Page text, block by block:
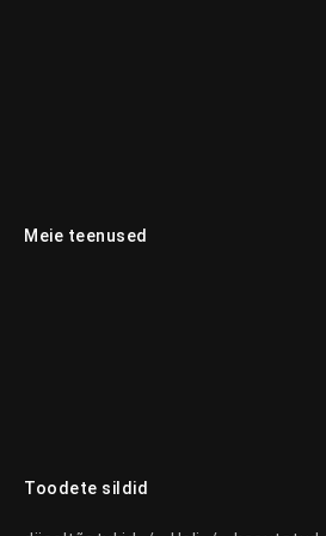
Meie teenused
Toodete sildid